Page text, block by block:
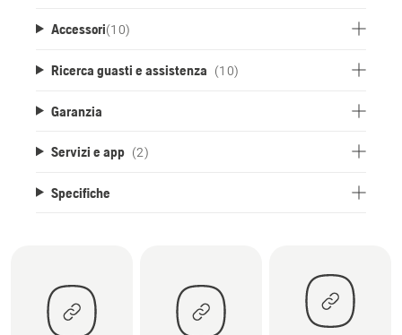
Accessori(10)
Ricerca guasti e assistenza (10)
Garanzia
Servizi e app (2)
Specifiche